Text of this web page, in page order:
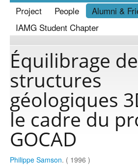
News
About
Publications
Software
Data
Project People
Alumni &
IAMG Student Chapter
Équilibrage de
structures
géologiques
le cadre du
GOCAD
Philippe Samson. ( 1996 )